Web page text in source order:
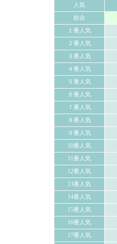
人気
総合
１番人気
２番人気
３番人気
４番人気
５番人気
６番人気
７番人気
８番人気
９番人気
10番人気
11番人気
12番人気
13番人気
14番人気
15番人気
16番人気
17番人気